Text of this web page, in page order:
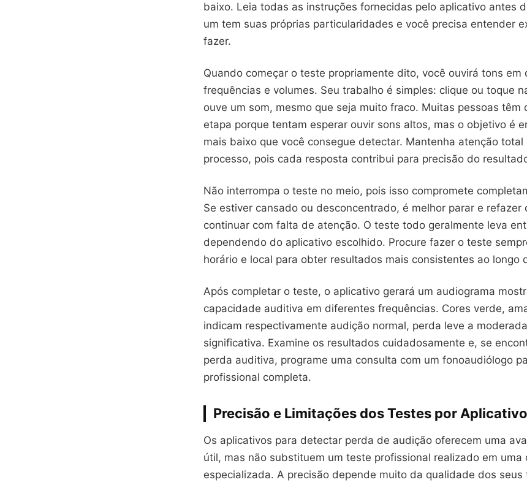
baixo. Leia todas as instruções fornecidas pelo aplicativo antes
um tem suas próprias particularidades e você precisa entender
fazer.
Quando começar o teste propriamente dito, você ouvirá tons em
frequências e volumes. Seu trabalho é simples: clique ou toque
ouve um som, mesmo que seja muito fraco. Muitas pessoas têm
etapa porque tentam esperar ouvir sons altos, mas o objetivo é
mais baixo que você consegue detectar. Mantenha atenção
processo, pois cada resposta contribui para precisão do
Não interrompa o teste no meio, pois isso compromete
Se estiver cansado ou desconcentrado, é melhor parar e refazer
continuar com falta de atenção. O teste todo geralmente leva
dependendo do aplicativo escolhido. Procure fazer o teste
horário e local para obter resultados mais consistentes ao longo
Após completar o teste, o aplicativo gerará um audiograma
capacidade auditiva em diferentes frequências. Cores verde,
indicam respectivamente audição normal, perda leve a
significativa. Examine os resultados cuidadosamente e, se
perda auditiva, programe uma consulta com um fonoaudiólogo
profissional completa.
Precisão e Limitações dos Testes por Aplicativo
Os aplicativos para detectar perda de audição oferecem uma
útil, mas não substituem um teste profissional realizado em uma
especializada. A precisão depende muito da qualidade dos seus